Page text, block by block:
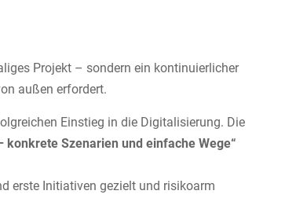
Projekt – sondern ein kontinuierlicher
außen erfordert.
Einstieg in die Digitalisierung. Die
konkrete Szenarien und einfache Wege“
erste Initiativen gezielt und risikoarm